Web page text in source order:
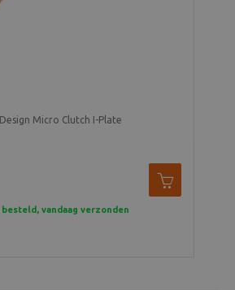
Micro Clutch I-Plate
vandaag verzonden